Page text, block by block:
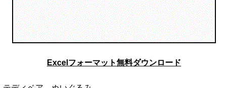
Excelフォーマット無料ダウンロード